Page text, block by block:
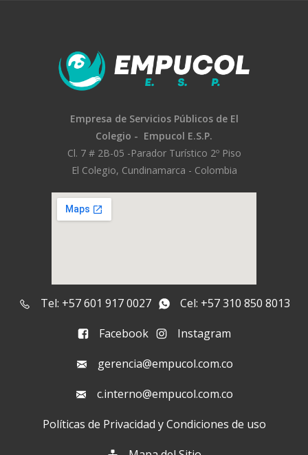
Empresa de Servicios Públicos de El
Colegio - Empucol E.S.P.
Cl. 7 # 2B-05 -Parador Turístico 2º Piso
El Colegio, Cundinamarca - Colombia
Tel: +57 601 917 0027
Cel: +57 310 850 8013
Facebook
Instagram
gerencia@empucol.com.co
c.interno@empucol.com.co
Políticas de Privacidad y Condiciones de uso